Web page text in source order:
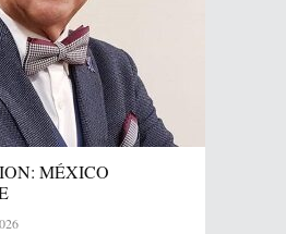
MÉXICO